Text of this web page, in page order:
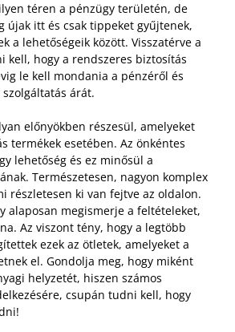
téren a pénzügy területén, de
újak itt és csak tippeket gyűjtenek,
a lehetőségeik között. Visszatérve a
kell, hogy a rendszeres biztosítás
le kell mondania a pénzéről és
árát.
előnyökben részesül, amelyeket
termékek esetében. Az önkéntes
lehetőség és ez minősül a
Természetesen, nagyon komplex
részletesen ki van fejtve az oldalon.
alaposan megismerje a feltételeket,
Az viszont tény, hogy a legtöbb
ezek az ötletek, amelyeket a
el. Gondolja meg, hogy miként
helyzetét, hiszen számos
csupán tudni kell, hogy